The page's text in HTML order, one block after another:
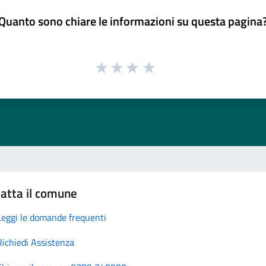
sono chiare le informazioni su questa
il comune
le domande frequenti
Assistenza